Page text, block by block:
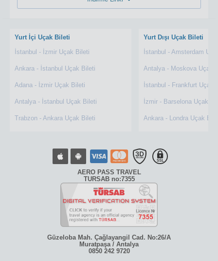
Yurt İçi Uçak Bileti
İstanbul - İzmir Uçak Bileti
Ankara - İstanbul Uçak Bileti
Adana - İzmir Uçak Bileti
Antalya - İstanbul Uçak Bileti
Trabzon - Ankara Uçak Bileti
Yurt Dışı Uçak Bileti
İstanbul - Amsterdam
Antalya - Moskova Uçak
İstanbul - Frankfurt Uçak
İzmir - Barselona Uçak
Ankara - Londra Uçak
AERO PASS TRAVEL
TURSAB no:7355
Güzeloba Mah. Çağlayangil Cad. No:26/A
Muratpaşa / Antalya
0850 242 9720